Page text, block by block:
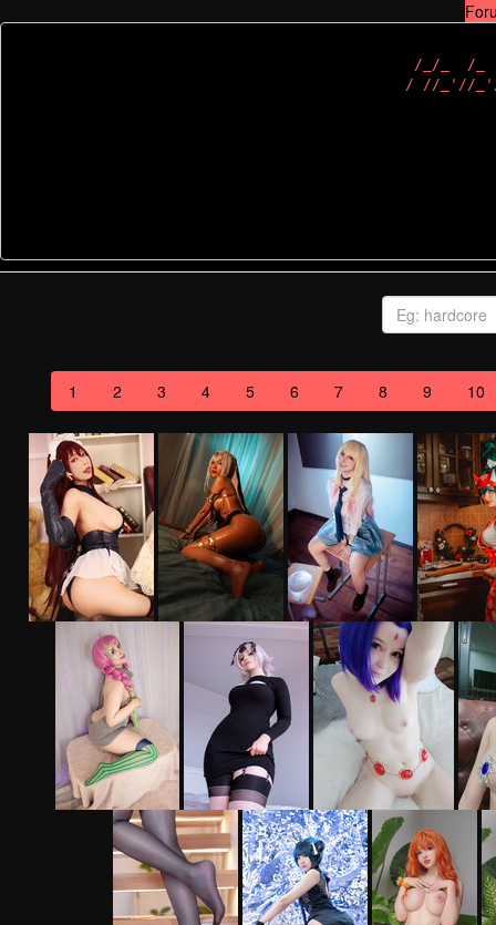
/_/_  /_
1 2 3 4 5 6 7 8 9 10